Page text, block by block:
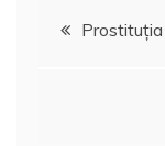
Navigare